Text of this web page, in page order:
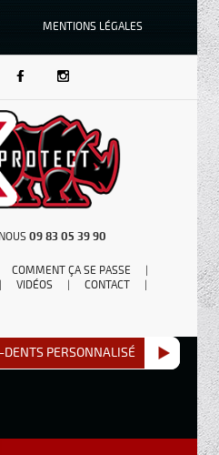
09 83 05 39 90
MENTIONS LÉGALES
COMMENT ÇA SE PASSE
VIDÉOS CONTACT
PERSONNALISÉ